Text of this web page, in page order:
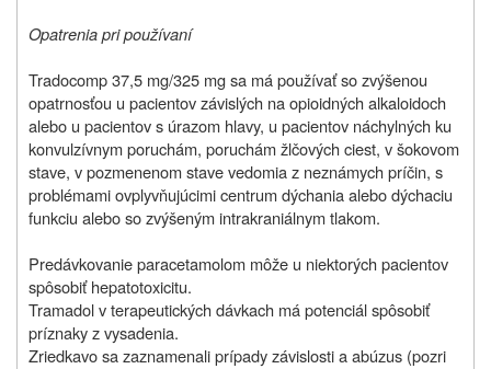
Opatrenia pri používaní
Tradocomp 37,5 mg/325 mg sa má používať so zvýšenou
opatrnosťou u pacientov závislých na opioidných alkaloidoch
alebo u pacientov s úrazom hlavy, u pacientov náchylných ku
konvulzívnym poruchám, poruchám žlčových ciest, v šokovom
stave, v pozmenenom stave vedomia z neznámych príčin, s
problémami ovplyvňujúcimi centrum dýchania alebo dýchaciu
funkciu alebo so zvýšeným intrakraniálnym tlakom.
Predávkovanie paracetamolom môže u niektorých pacientov
spôsobiť hepatotoxicitu.
Tramadol v terapeutických dávkach má potenciál spôsobiť
príznaky z vysadenia.
Zriedkavo sa zaznamenali prípady závislosti a abúzus (pozri